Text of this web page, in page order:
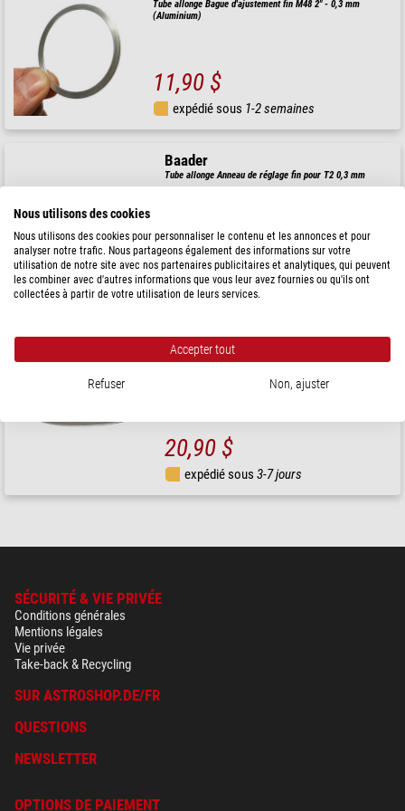
Tube allonge Bague d'ajustement fin M48 2" - 0,3 mm
(Aluminium)
11,90 $
expédié sous 1-2 semaines
Baader
Tube allonge Anneau de réglage fin pour T2 0,3 mm
16,90 $
expédié sous1-2 semaines
TS Optics
Tube allonge Bague d'accord fin pour M48 0,3 mm
20,90 $
expédié sous3-7 jours
SÉCURITÉ & VIE PRIVÉE
Conditions générales
Mentions légales
Vie privée
Take-back & Recycling
SUR ASTROSHOP.DE/FR
QUESTIONS
NEWSLETTER
OPTIONS DE PAIEMENT
Nous utilisons des cookies
Nous utilisons des cookies pour personnaliser le contenu et les annonces et pour
analyser notre trafic. Nous partageons également des informations sur votre
utilisation de notre site avec nos partenaires publicitaires et analytiques, qui peuvent
les combiner avec d'autres informations que vous leur avez fournies ou qu'ils ont
collectées à partir de votre utilisation de leurs services.
Accepter tout
Refuser Non, ajuster